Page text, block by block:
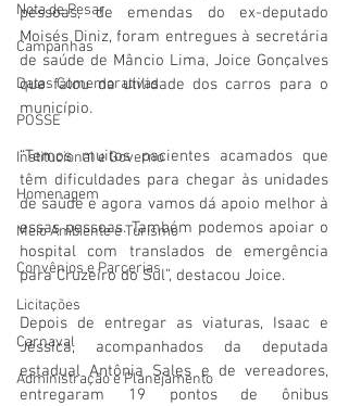
Nota de Pesar
Campanhas
Datas Comemorativas
POSSE
Institucional e Governo
Homenagem
Meio Ambiente e Turismo
Convênios e Parcerias
Licitações
Carnaval
Administração e Planejamento
pessoas, de emendas do ex-deputado
Moisés Diniz, foram entregues à secretária
de saúde de Mâncio Lima, Joice Gonçalves
que falou da utilidade dos carros para o
município.
“Temos muitos pacientes acamados que
têm dificuldades para chegar às unidades
de saúde e agora vamos dá apoio melhor à
essas pessoas. Também podemos apoiar o
hospital com translados de emergência
para Cruzeiro do Sul”, destacou Joice.
Depois de entregar as viaturas, Isaac e
Jéssica, acompanhados da deputada
estadual Antônia Sales e de vereadores,
entregaram 19 pontos de ônibus